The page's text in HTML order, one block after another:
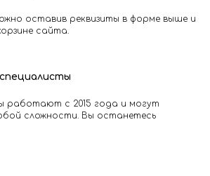
оставив реквизиты в форме выше и
сайта.
работают с 2015 года и могут
сложности. Вы останетесь